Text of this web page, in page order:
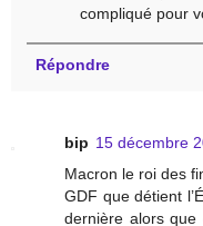
compliqué pour
Répondre
bip 15 décembre
Macron le roi des
GDF que détient
dernière alors que